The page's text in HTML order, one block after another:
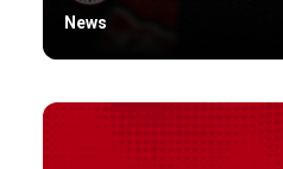
News